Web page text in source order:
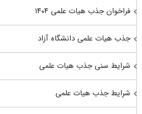
فراخوان جذب هیات علمی ۱۴۰۴
جذب هیات علمی دانشگاه آزاد
شرایط سنی جذب هیات علمی
شرایط جذب هیات علمی